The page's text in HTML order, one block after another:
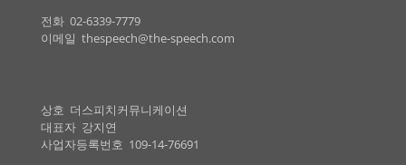
전화 02-6339-7779
이메일 thespeech@the-speech.com
상호 더스피치커뮤니케이션
대표자 강지연
사업자등록번호 109-14-76691